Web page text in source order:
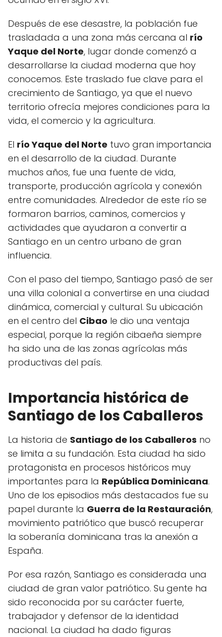
Después de ese desastre, la población fue
trasladada a una zona más cercana al río
Yaque del Norte, lugar donde comenzó a
desarrollarse la ciudad moderna que hoy
conocemos. Este traslado fue clave para el
crecimiento de Santiago, ya que el nuevo
territorio ofrecía mejores condiciones para la
vida, el comercio y la agricultura.
El río Yaque del Norte tuvo gran importancia
en el desarrollo de la ciudad. Durante
muchos años, fue una fuente de vida,
transporte, producción agrícola y conexión
entre comunidades. Alrededor de este río se
formaron barrios, caminos, comercios y
actividades que ayudaron a convertir a
Santiago en un centro urbano de gran
influencia.
Con el paso del tiempo, Santiago pasó de ser
una villa colonial a convertirse en una ciudad
dinámica, comercial y cultural. Su ubicación
en el centro del Cibao le dio una ventaja
especial, porque la región cibaeña siempre
ha sido una de las zonas agrícolas más
productivas del país.
Importancia histórica de
Santiago de los Caballeros
La historia de Santiago de los Caballeros no
se limita a su fundación. Esta ciudad ha sido
protagonista en procesos históricos muy
importantes para la República Dominicana.
Uno de los episodios más destacados fue su
papel durante la Guerra de la Restauración,
movimiento patriótico que buscó recuperar
la soberanía dominicana tras la anexión a
España.
Por esa razón, Santiago es considerada una
ciudad de gran valor patriótico. Su gente ha
sido reconocida por su carácter fuerte,
trabajador y defensor de la identidad
nacional. La ciudad ha dado figuras